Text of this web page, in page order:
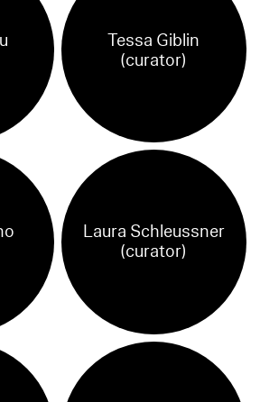
Tessa Giblin
(curator)
Laura Schleussner
(curator)